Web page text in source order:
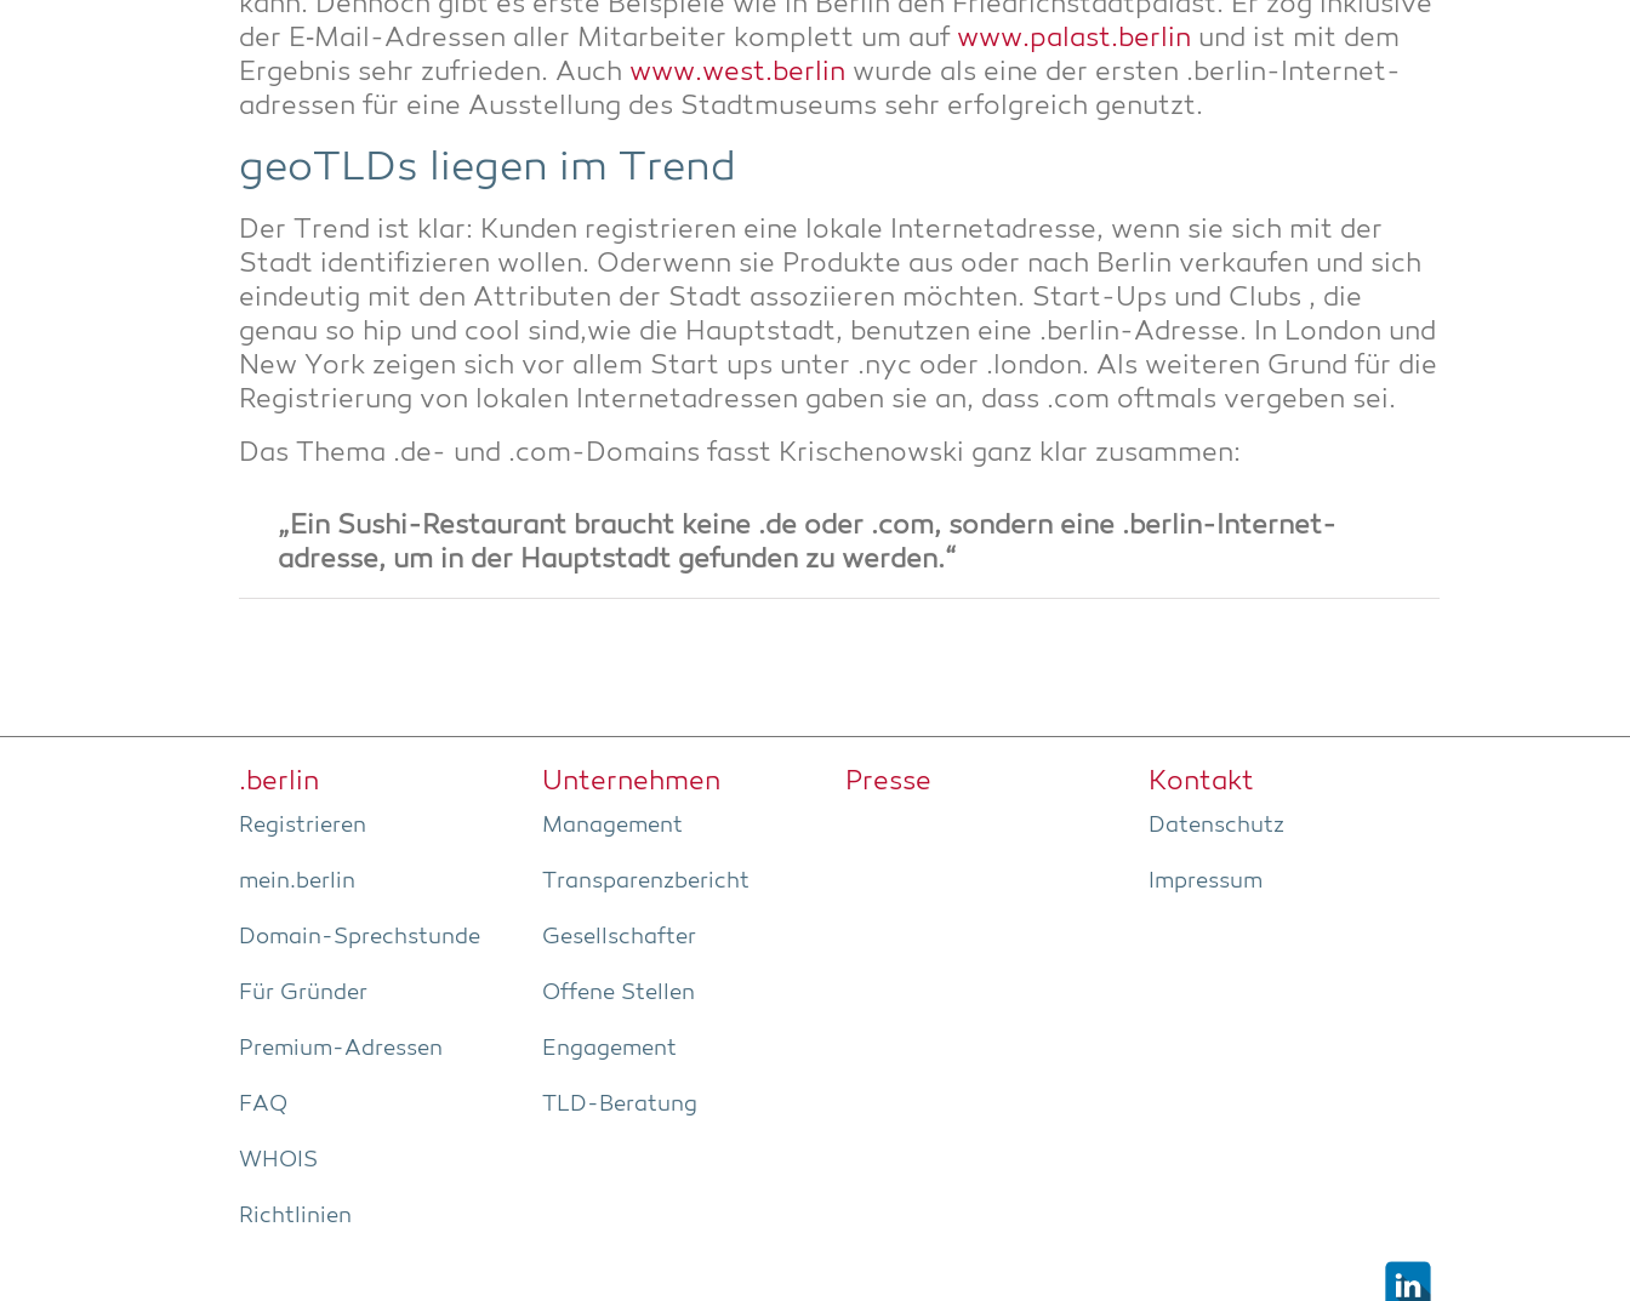
der E‑Mail-Adres­sen aller Mit­ar­bei­ter kom­plett um auf www.palast.berlin und ist mit dem
Ergeb­nis sehr zufrie­den. Auch www.west.berlin wur­de als eine der ers­ten .ber­lin-Inter­net­
adres­sen für eine Aus­stel­lung des Stadt­mu­se­ums sehr erfolg­reich genutzt.
geoTLDs lie­gen im Trend
Der Trend ist klar: Kun­den regis­trie­ren eine loka­le Inter­net­adres­se, wenn sie sich mit der
Stadt iden­ti­fi­zie­ren wol­len. Oder­wenn sie Pro­duk­te aus oder nach Ber­lin ver­kau­fen und sich
ein­deu­tig mit den Attri­bu­ten der Stadt asso­zi­ie­ren möch­ten. Start-Ups und Clubs , die
genau so hip und cool sind,wie die Haupt­stadt, benut­zen eine .ber­lin-Adres­se. In Lon­don und
New York zei­gen sich vor allem Start ups unter .nyc oder .lon­don. Als wei­te­ren Grund für die
Regis­trie­rung von loka­len Inter­net­adres­sen gaben sie an, dass .com oft­mals ver­ge­ben sei.
Das The­ma .de- und .com-Domains fasst Kri­schenow­ski ganz klar zusammen:
„Ein Sushi-Restau­rant braucht kei­ne .de oder .com, son­dern eine .ber­lin-Inter­net­
adres­se, um in der Haupt­stadt gefun­den zu werden.“
.ber­lin
Regis­trie­ren
mein.berlin
Domain-Sprech­stun­de
Für Grün­der
Pre­­mi­um-Adres­­sen
FAQ
WHOIS
Richt­li­ni­en
Unter­neh­men
Manage­ment
Trans­pa­renz­be­richt
Gesell­schaf­ter
Offe­ne Stellen
Enga­ge­ment
TLD-Bera­tung
Pres­se Kon­takt
Daten­schutz
Impres­sum